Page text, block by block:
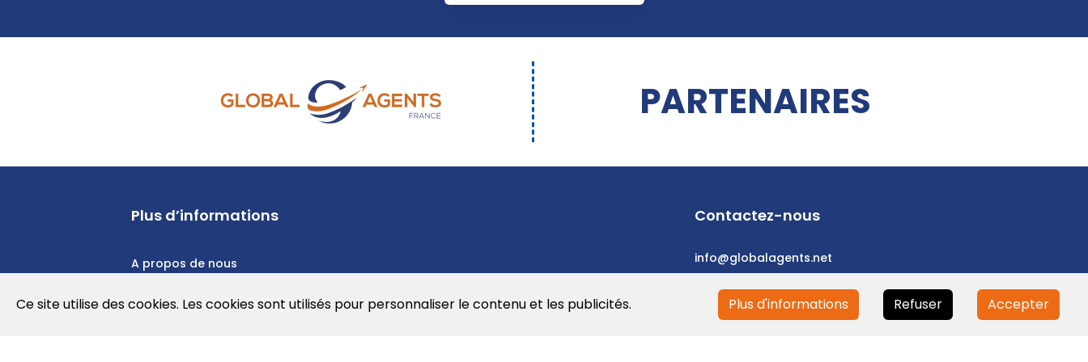
PARTENAIRES
Plus d’informations
A propos de nous
Politique de confidentialité
Contactez-nous
info@globalagents.net
Ce site utilise des cookies. Les cookies sont utilisés pour personnaliser le contenu et les publicités. Plus d'informations Refuser Accepter